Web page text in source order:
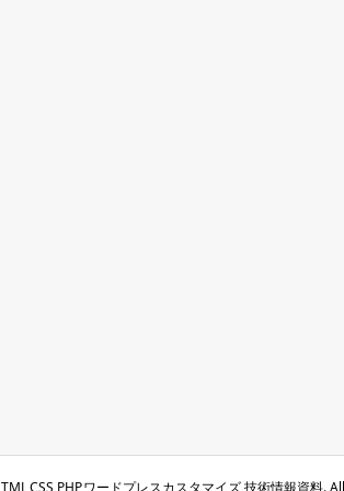
ワードプレスカスタマイズ 技術情報資料.